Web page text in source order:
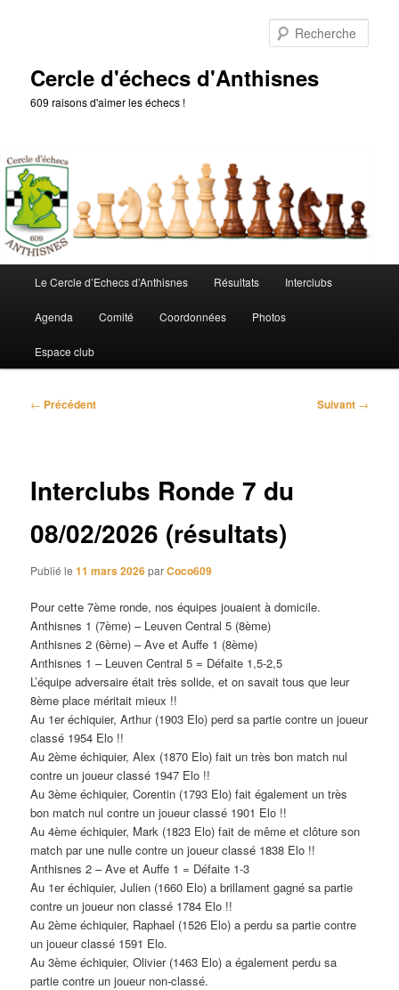
Cercle d'échecs d'Anthisnes
609 raisons d'aimer les échecs !
principal
Le Cercle d’Echecs d’Anthisnes Résultats Interclubs
Agenda Comité Coordonnées Photos
Espace club
Navigation
← Précédent Suivant →
Interclubs Ronde 7 du
08/02/2026 (résultats)
Publié le11 mars 2026parCoco609
Pour cette 7ème ronde, nos équipes jouaient à domicile.
Anthisnes 1 (7ème) – Leuven Central 5 (8ème)
Anthisnes 2 (6ème) – Ave et Auffe 1 (8ème)
Anthisnes 1 – Leuven Central 5 = Défaite 1,5-2,5
L’équipe adversaire était très solide, et on savait tous que leur
8ème place méritait mieux !!
Au 1er échiquier, Arthur (1903 Elo) perd sa partie contre un joueur
classé 1954 Elo !!
Au 2ème échiquier, Alex (1870 Elo) fait un très bon match nul
contre un joueur classé 1947 Elo !!
Au 3ème échiquier, Corentin (1793 Elo) fait également un très
bon match nul contre un joueur classé 1901 Elo !!
Au 4ème échiquier, Mark (1823 Elo) fait de même et clôture son
match par une nulle contre un joueur classé 1838 Elo !!
Anthisnes 2 – Ave et Auffe 1 = Défaite 1-3
Au 1er échiquier, Julien (1660 Elo) a brillament gagné sa partie
contre un joueur non classé 1784 Elo !!
Au 2ème échiquier, Raphael (1526 Elo) a perdu sa partie contre
un joueur classé 1591 Elo.
Au 3ème échiquier, Olivier (1463 Elo) a également perdu sa
partie contre un joueur non-classé.